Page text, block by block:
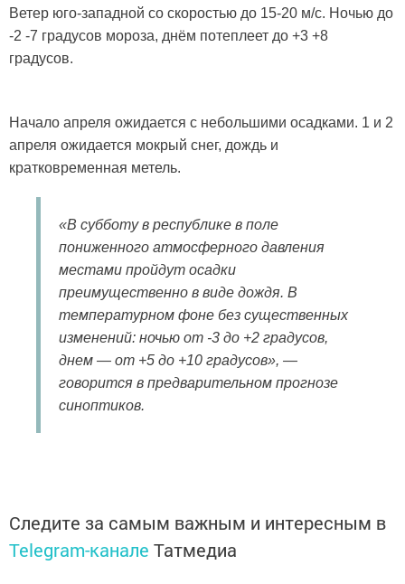
Ветер юго-западной со скоростью до 15-20 м/с. Ночью до
-2 -7 градусов мороза, днём потеплеет до +3 +8
градусов.
Начало апреля ожидается с небольшими осадками. 1 и 2
апреля ожидается мокрый снег, дождь и
кратковременная метель.
«В субботу в республике в поле
пониженного атмосферного давления
местами пройдут осадки
преимущественно в виде дождя. В
температурном фоне без существенных
изменений: ночью от -3 до +2 градусов,
днем — от +5 до +10 градусов», —
говорится в предварительном прогнозе
синоптиков.
Следите за самым важным и интересным в
Telegram-канале Татмедиа